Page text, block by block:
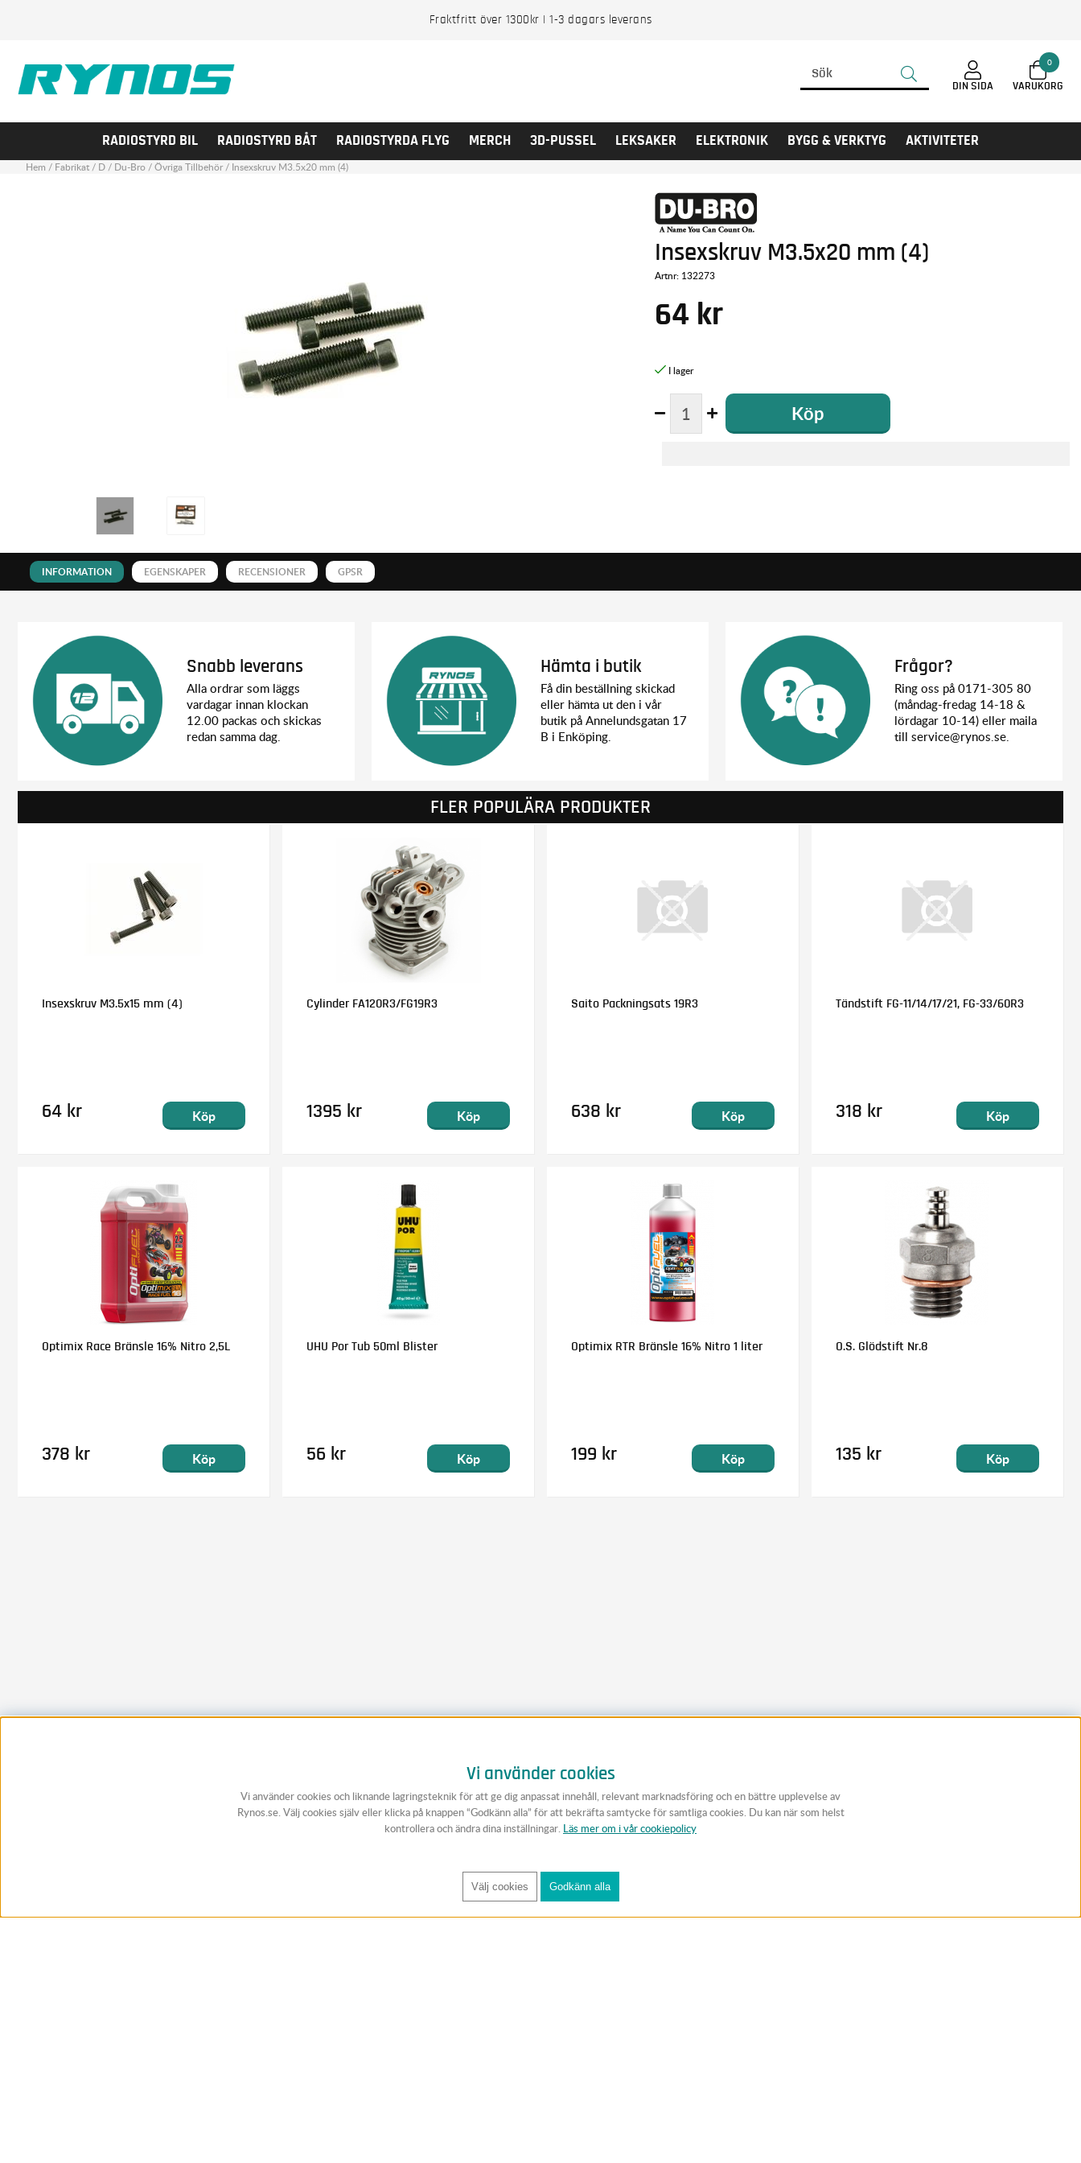
Fraktfritt över 1300kr | 1-3 dagars leverans
0
DIN SIDA
RADIOSTYRD BIL RADIOSTYRD BÅT RADIOSTYRDA FLYG MERCH 3D-PUSSEL LEKSAKER ELEKTRONIK BYGG & VERKTYG AKTIVITETER
Hem / Fabrikat/ D/ Du-Bro/Övriga Tillbehör/ Insexskruv M3.5x20 mm (4)
Insexskruv M3.5x20 mm (4)
Artnr: 132273
64 kr
Köp
INFORMATION EGENSKAPER RECENSIONER GPSR
Snabb leverans
Alla ordrar som läggs
vardagar innan klockan
12.00 packas och skickas
redan samma dag.
Hämta i butik
Få din beställning skickad
eller hämta ut den i vår
butik på Annelundsgatan 17
B i Enköping.
Frågor?
Ring oss på 0171-305 80
(måndag-fredag 14-18 &
lördagar 10-14) eller maila
till service@rynos.se.
FLER POPULÄRA PRODUKTER
Insexskruv M3.5x15 mm (4)
64 kr Köp
Cylinder FA120R3/FG19R3
1395 kr Köp
Saito Packningsats 19R3
638 kr Köp
Tändstift FG-11/14/17/21, FG-33/60R3
318 kr Köp
Optimix Race Bränsle 16% Nitro 2,5L
378 kr Köp
UHU Por Tub 50ml Blister
56 kr Köp
Optimix RTR Bränsle 16% Nitro 1 liter
199 kr Köp
O.S. Glödstift Nr.8
135 kr Köp
Vi använder cookies
Vi använder cookies och liknande lagringsteknik för att ge dig anpassat innehåll, relevant marknadsföring och en bättre upplevelse av
Rynos.se. Välj cookies själv eller klicka på knappen “Godkänn alla” för att bekräfta samtycke för samtliga cookies. Du kan när som helst
kontrollera och ändra dina inställningar. Läs mer om i vår cookiepolicy
Välj cookies Godkänn alla